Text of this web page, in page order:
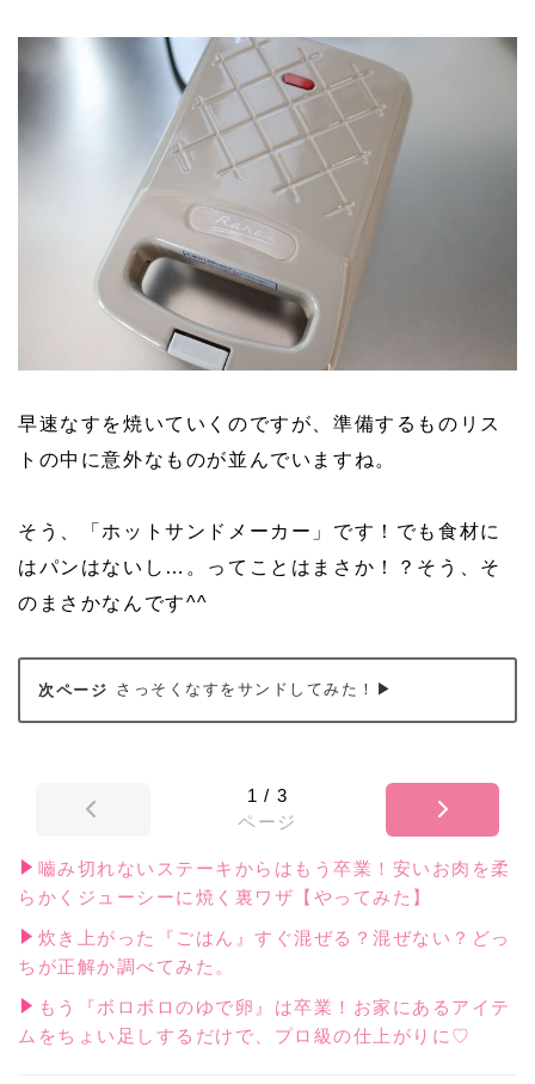
早速なすを焼いていくのですが、準備するものリス
トの中に意外なものが並んでいますね。
そう、「ホットサンドメーカー」です！でも食材に
はパンはないし…。ってことはまさか！？そう、そ
のまさかなんです^^
さっそくなすをサンドしてみた！▶
1 / 3
ページ
嚙み切れないステーキからはもう卒業！安いお肉を柔
らかくジューシーに焼く裏ワザ【やってみた】
炊き上がった『ごはん』すぐ混ぜる？混ぜない？どっ
ちが正解か調べてみた。
もう『ボロボロのゆで卵』は卒業！お家にあるアイテ
ムをちょい足しするだけで、プロ級の仕上がりに♡